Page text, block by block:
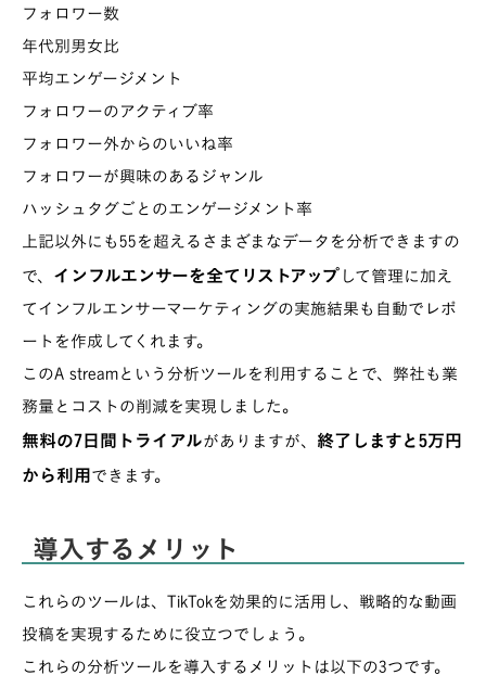
フォロワー数
年代別男女比
平均エンゲージメント
フォロワーのアクティブ率
フォロワー外からのいいね率
フォロワーが興味のあるジャンル
ハッシュタグごとのエンゲージメント率
上記以外にも55を超えるさまざまなデータを分析できますの
で、 インフルエンサーを全てリストアップして管理に加え
てインフルエンサーマーケティングの実施結果も自動でレポ
ートを作成してくれます。
このA streamという分析ツールを利用することで、弊社も業
務量とコストの削減を実現しました。
無料の7日間トライアルがありますが、 終了しますと5万円
から利用できます。
導入するメリット
これらのツールは、TikTokを効果的に活用し、戦略的な動画
投稿を実現するために役立つでしょう。
これらの分析ツールを導入するメリットは以下の3つです。